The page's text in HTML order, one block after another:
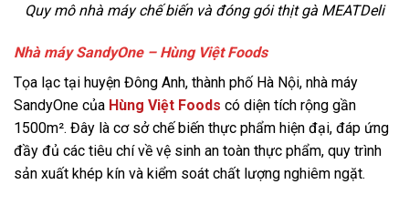
Quy mô nhà máy chế biến và đóng gói thịt gà MEATDeli
Nhà máy SandyOne – Hùng Việt Foods
Tọa lạc tại huyện Đông Anh, thành phố Hà Nội, nhà máy
SandyOne của Hùng Việt Foods có diện tích rộng gần
1500m². Đây là cơ sở chế biến thực phẩm hiện đại, đáp ứng
đầy đủ các tiêu chí về vệ sinh an toàn thực phẩm, quy trình
sản xuất khép kín và kiểm soát chất lượng nghiêm ngặt.